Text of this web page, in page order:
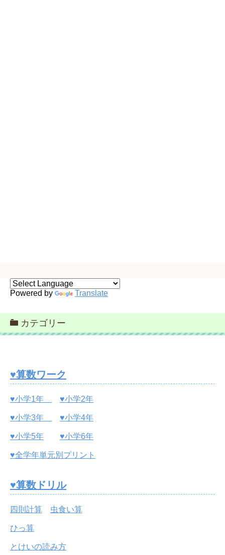
Powered by Translate
カテゴリー
♥算数ワーク
♥小学1年 ♥小学2年
♥小学3年 ♥小学4年
♥小学5年 ♥小学6年
♥全学年単元別プリント
♥算数ドリル
四則計算 虫食い算
ひっ算
とけいの読み方